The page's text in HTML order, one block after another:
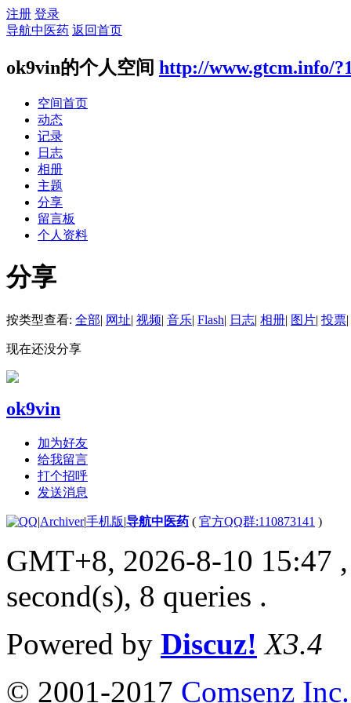
注册 登录
导航中医药 返回首页
ok9vin的个人空间 http://www.gtcm.info/
空间首页
动态
记录
日志
相册
主题
分享
留言板
个人资料
分享
按类型查看: 全部| 网址| 视频| 音乐| Flash| 日志| 相册| 图片| 投票|
现在还没分享
ok9vin
加为好友
给我留言
打个招呼
发送消息
|Archiver|手机版|导航中医药 ( 官方QQ群:110873141 )
GMT+8, 2026-8-10 15:47
second(s), 8 queries .
Powered by Discuz! X3.4
© 2001-2017 Comsenz Inc.